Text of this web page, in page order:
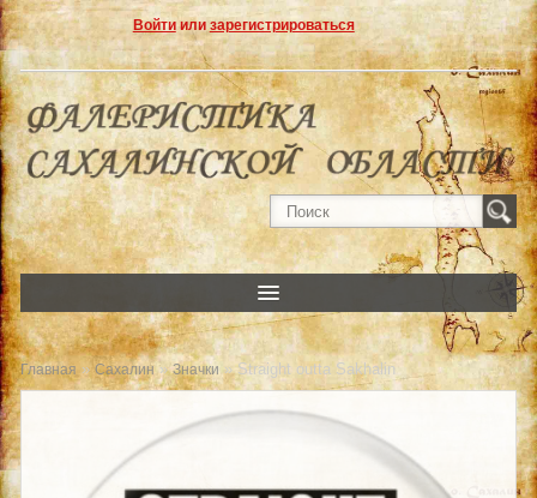
Войтиили зарегистрироваться
Главная » Сахалин»Значки » Straight outta Sakhalin